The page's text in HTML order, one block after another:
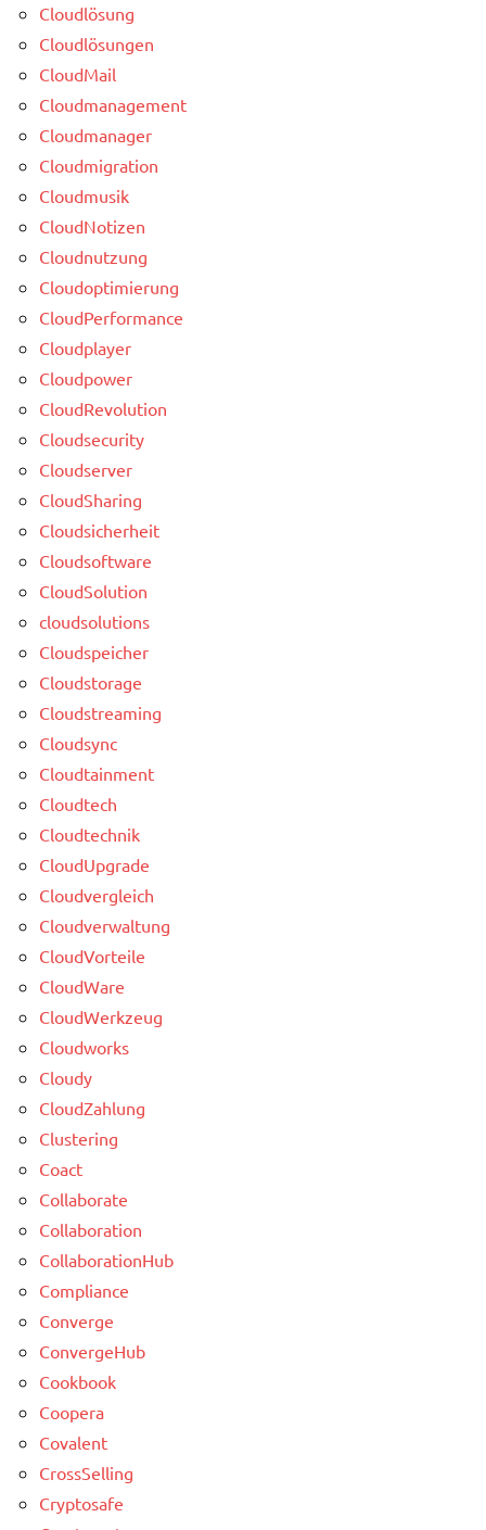
Cloudlösung
Cloudlösungen
CloudMail
Cloudmanagement
Cloudmanager
Cloudmigration
Cloudmusik
CloudNotizen
Cloudnutzung
Cloudoptimierung
CloudPerformance
Cloudplayer
Cloudpower
CloudRevolution
Cloudsecurity
Cloudserver
CloudSharing
Cloudsicherheit
Cloudsoftware
CloudSolution
cloudsolutions
Cloudspeicher
Cloudstorage
Cloudstreaming
Cloudsync
Cloudtainment
Cloudtech
Cloudtechnik
CloudUpgrade
Cloudvergleich
Cloudverwaltung
CloudVorteile
CloudWare
CloudWerkzeug
Cloudworks
Cloudy
CloudZahlung
Clustering
Coact
Collaborate
Collaboration
CollaborationHub
Compliance
Converge
ConvergeHub
Cookbook
Coopera
Covalent
CrossSelling
Cryptosafe